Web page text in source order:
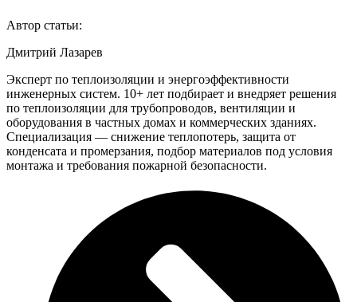
Автор статьи:
Дмитрий Лазарев
Эксперт по теплоизоляции и энергоэффективности
инженерных систем. 10+ лет подбирает и внедряет решения
по теплоизоляции для трубопроводов, вентиляции и
оборудования в частных домах и коммерческих зданиях.
Специализация — снижение теплопотерь, защита от
конденсата и промерзания, подбор материалов под условия
монтажа и требования пожарной безопасности.